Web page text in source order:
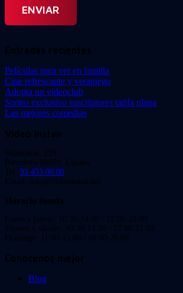
Entradas recientes
Películas para ver en familia
Cine refrescante y veraniego
Adopta un videoclub
Sorteo exclusivo suscriptores tarifa plana
Las mejores comedias
Video Instan
Viladomat, 239
Barcelona 08029. España.
Tel: 93 453 00 00
Email: info@videoinstan.net
Horario tienda
Lunes a jueves: 10:30-14:00 / 17:00-20:00
Viernes y sábado: 10:30-14:00 / 17:00-21:00
Domingo: 11:00-15:00 / 16:00-20:00
Conócenos mejor
Blog